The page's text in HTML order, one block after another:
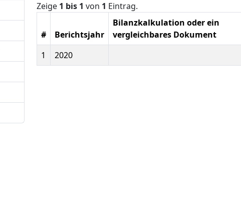
Zeige 1 bis 1 von 1 Eintrag.
# Berichtsjahr
Bilanzkalkulation oder ein
vergleichbares Dokument
1
2020